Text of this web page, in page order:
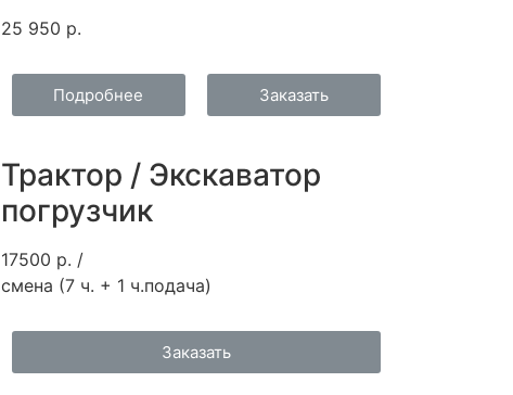
25 950 р.
Подробнее Заказать
Трактор / Экскаватор
погрузчик
17500 р. /
смена (7 ч. + 1 ч.подача)
Заказать